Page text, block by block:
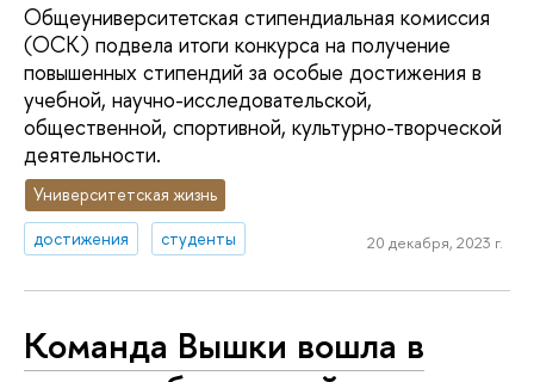
Общеуниверситетская стипендиальная комиссия
(ОСК) подвела итоги конкурса на получение
повышенных стипендий за особые достижения в
учебной, научно-исследовательской,
общественной, спортивной, культурно-творческой
деятельности.
Университетская жизнь
достижения
студенты 20 декабря, 2023 г.
Команда Вышки вошла в